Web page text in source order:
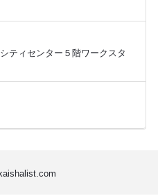
ティセンター５階ワークスタ